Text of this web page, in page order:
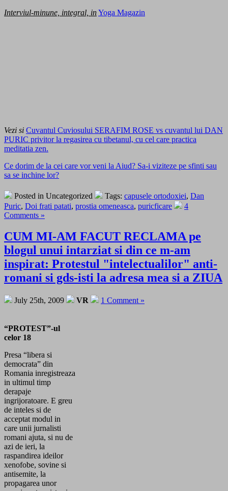
Interviul-minune, integral, inYoga Magazin
Vezi si Cuvantul Cuviosului SERAFIM ROSE vs cuvantul lui DAN
PURIC privitor la regasirea cu tibetanul, cu cel care practica
meditatia zen.
Ce dorim de la cei care vor veni la Aiud? Sa-i viziteze pe sfinti sau
sa se inchine lor?
Posted in Uncategorized Tags: capusele ortodoxiei, Dan
Puric, Doi frati patati, prostia omeneasca, puricficare
4
Comments »
CUM MI-AM FACUT RECLAMA pe
blogul unui intarziat si din ce m-am
inspirat: Protestul "intelectualilor" anti-
romani si gds-isti la adresa mea si a ZIUA
July 25th, 2009 VR 1 Comment »
“PROTEST”-ul
celor 18
Presa “libera si
democrata” din
Romania inregistreaza
in ultimul timp
derapaje
ingrijoratoare. E greu
de inteles si de
acceptat modul in
care unii jurnalisti
romani ajuta, si nu de
azi de ieri, la
raspandirea ideilor
xenofobe, sovine si
antisemite, la
propagarea unor